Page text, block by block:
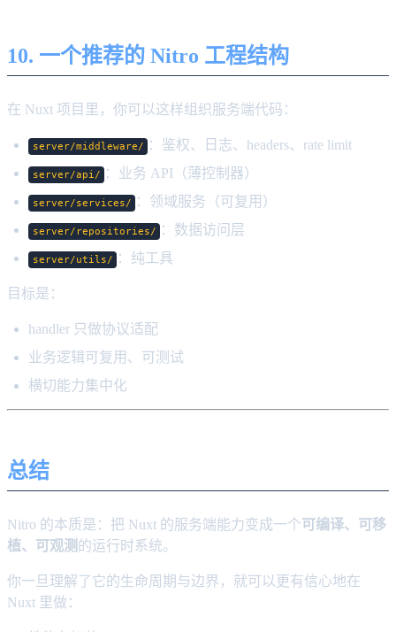
10. 一个推荐的 Nitro 工程结构
在 Nuxt 项目里，你可以这样组织服务端代码：
server/middleware/ ：鉴权、日志、headers、rate limit
server/api/ ：业务 API（薄控制器）
server/services/ ：领域服务（可复用）
server/repositories/ ：数据访问层
server/utils/ ：纯工具
目标是：
handler 只做协议适配
业务逻辑可复用、可测试
横切能力集中化
总结
Nitro 的本质是：把 Nuxt 的服务端能力变成一个可编译、可移
植、可观测 的运行时系统。
你一旦理解了它的生命周期与边界，就可以更有信心地在
Nuxt 里做：